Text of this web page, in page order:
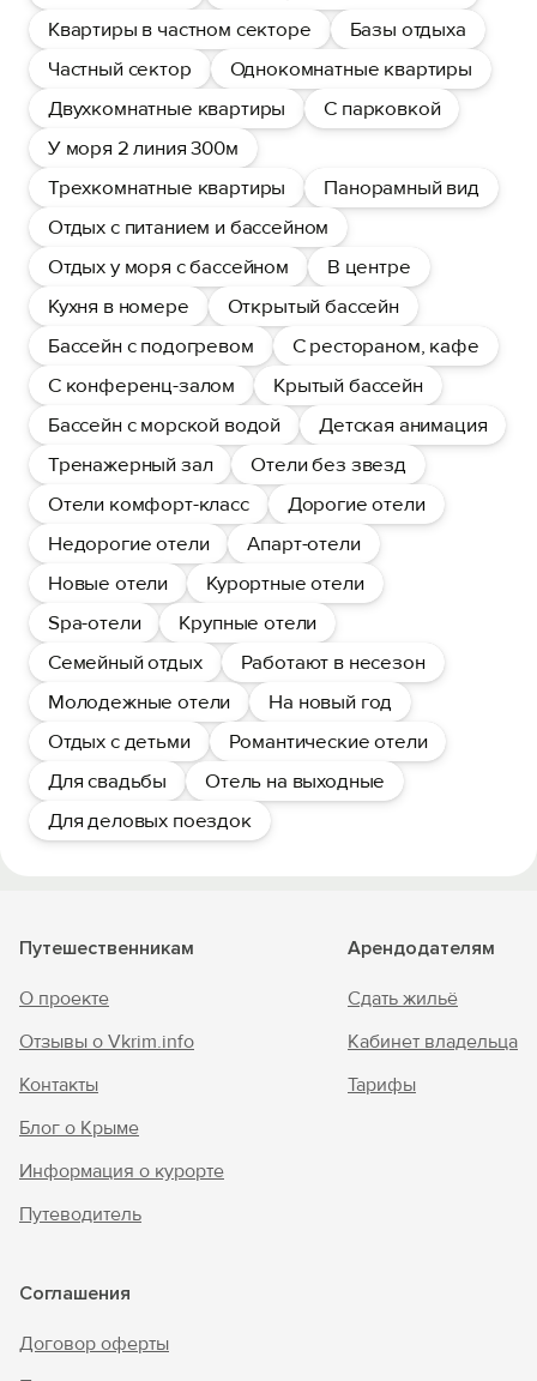
Квартиры в частном секторе
Базы отдыха
Частный сектор
Однокомнатные квартиры
Двухкомнатные квартиры
С парковкой
У моря 2 линия 300м
Трехкомнатные квартиры
Панорамный вид
Отдых с питанием и бассейном
Отдых у моря с бассейном
В центре
Кухня в номере
Открытый бассейн
Бассейн с подогревом
С рестораном, кафе
С конференц-залом
Крытый бассейн
Бассейн с морской водой
Детская анимация
Тренажерный зал
Отели без звезд
Отели комфорт-класс
Дорогие отели
Недорогие отели
Апарт-отели
Новые отели
Курортные отели
Spa-отели
Крупные отели
Семейный отдых
Работают в несезон
Молодежные отели
На новый год
Отдых с детьми
Романтические отели
Для свадьбы
Отель на выходные
Для деловых поездок
Путешественникам
О проекте
Отзывы о Vkrim.info
Контакты
Блог о Крыме
Информация о курорте
Путеводитель
Арендодателям
Сдать жильё
Кабинет владельца
Тарифы
Соглашения
Договор оферты